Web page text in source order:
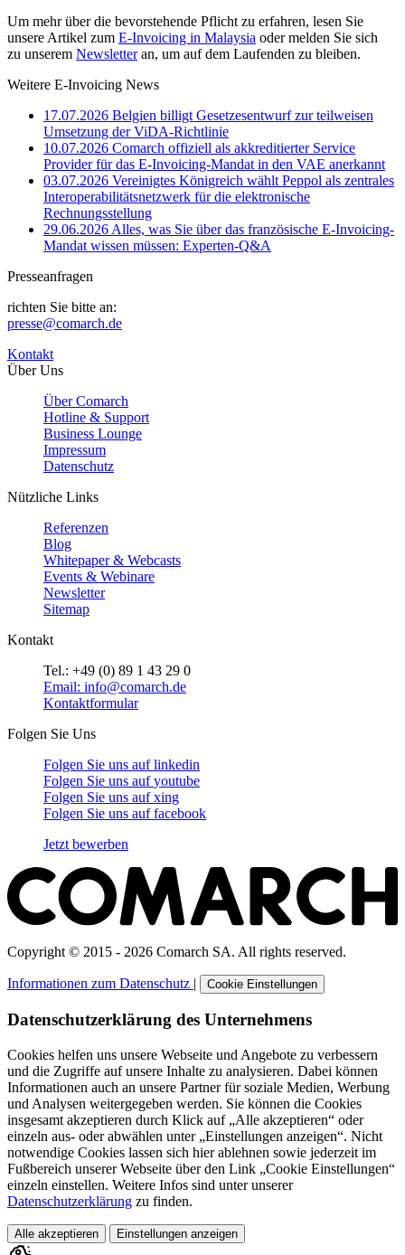
Um mehr über die bevorstehende Pflicht zu erfahren, lesen Sie
unsere Artikel zum E-Invoicing in Malaysia oder melden Sie sich
zu unserem Newsletteran, um auf dem Laufenden zu bleiben.
Weitere E-Invoicing News
17.07.2026 Belgien billigt Gesetzesentwurf zur teilweisen
Umsetzung der ViDA-Richtlinie
10.07.2026 Comarch offiziell als akkreditierter Service
Provider für das E-Invoicing-Mandat in den VAE anerkannt
03.07.2026 Vereinigtes Königreich wählt Peppol als zentrales
Interoperabilitätsnetzwerk für die elektronische
Rechnungsstellung
29.06.2026 Alles, was Sie über das französische E-Invoicing-
Mandat wissen müssen: Experten-Q&A
Presseanfragen
richten Sie bitte an:
presse@comarch.de
Kontakt
Über Uns
Über Comarch
Hotline & Support
Business Lounge
Impressum
Datenschutz
Nützliche Links
Referenzen
Blog
Whitepaper & Webcasts
Events & Webinare
Newsletter
Sitemap
Kontakt
Tel.: +49 (0) 89 1 43 29 0
Email: info@comarch.de
Kontaktformular
Folgen Sie Uns
Folgen Sie uns auflinkedin
Folgen Sie uns aufyoutube
Folgen Sie uns aufxing
Folgen Sie uns auffacebook
Jetzt bewerben
Copyright © 2015 - 2026 Comarch SA. All rights reserved.
Informationen zum Datenschutz | Cookie Einstellungen
Datenschutzerklärung des Unternehmens
Cookies helfen uns unsere Webseite und Angebote zu verbessern
und die Zugriffe auf unsere Inhalte zu analysieren. Dabei können
Informationen auch an unsere Partner für soziale Medien, Werbung
und Analysen weitergegeben werden. Sie können die Cookies
insgesamt akzeptieren durch Klick auf „Alle akzeptieren“ oder
einzeln aus- oder abwählen unter „Einstellungen anzeigen“. Nicht
notwendige Cookies lassen sich hier ablehnen sowie jederzeit im
Fußbereich unserer Webseite über den Link „Cookie Einstellungen“
einzeln einstellen. Weitere Infos sind unter unserer
Datenschutzerklärung zu finden.
Alle akzeptieren Einstellungen anzeigen